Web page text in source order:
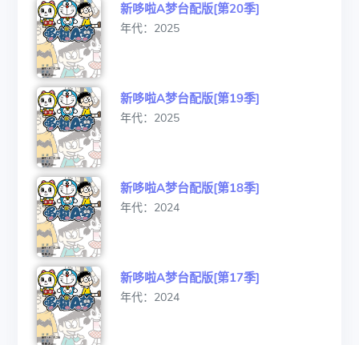
新哆啦A梦台配版[第20季]
年代：2025
新哆啦A梦台配版[第19季]
年代：2025
新哆啦A梦台配版[第18季]
年代：2024
新哆啦A梦台配版[第17季]
年代：2024